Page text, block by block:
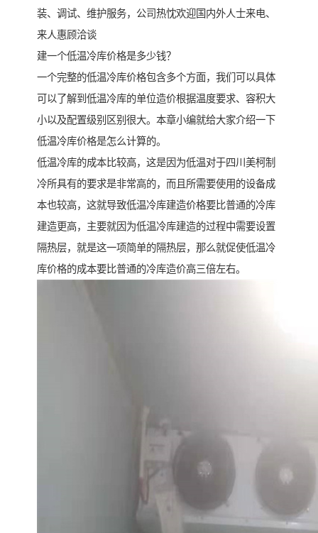
装、调试、维护服务，公司热忱欢迎国内外人士来电、
来人惠顾洽谈
建一个低温冷库价格是多少钱？
一个完整的低温冷库价格包含多个方面，我们可以具体
可以了解到低温冷库的单位造价根据温度要求、容积大
小以及配置级别区别很大。本章小编就给大家介绍一下
低温冷库价格是怎么计算的。
低温冷库的成本比较高，这是因为低温对于四川美柯制
冷所具有的要求是非常高的，而且所需要使用的设备成
本也较高，这就导致低温冷库建造价格要比普通的冷库
建造更高，主要就因为低温冷库建造的过程中需要设置
隔热层，就是这一项简单的隔热层，那么就促使低温冷
库价格的成本要比普通的冷库造价高三倍左右。